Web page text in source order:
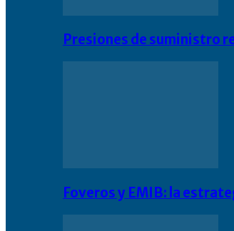
Presiones de suministro
Foveros y EMIB: la